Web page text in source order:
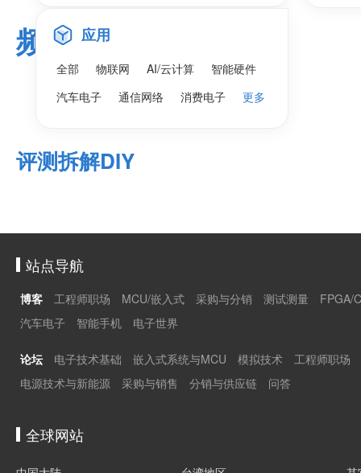
频
应用
全部 物联网 AI/云计算
智能硬件
汽车电子
通信网络 消费电子 更多
评测拆解DIY
站点导航
博客 工程师职场 MCU/嵌入式 采购与分销 测试测量
FPGA/
汽车电子
智能手机 电子世界
论坛 电子技术基础 嵌入式系统与MCU 模拟技术
工程师职场
电源技术与新能源
采购与销售 分销与供应链 问答
全球网站